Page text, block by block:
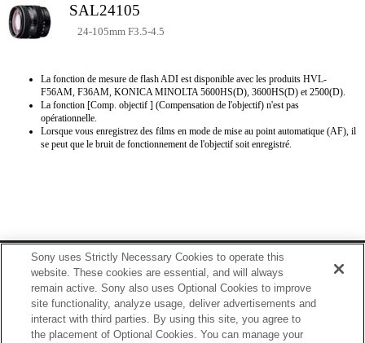
SAL24105
24-105mm F3.5-4.5
La fonction de mesure de flash ADI est disponible avec les produits HVL-
F56AM, F36AM, KONICA MINOLTA 5600HS(D), 3600HS(D) et 2500(D).
La fonction [Comp. objectif ] (Compensation de l'objectif) n'est pas
opérationnelle.
Lorsque vous enregistrez des films en mode de mise au point automatique (AF), il
se peut que le bruit de fonctionnement de l'objectif soit enregistré.
Copyright 2026 Sony Corporation
Sony uses Strictly Necessary Cookies to operate this
website. These cookies are essential, and will always
remain active. Sony also uses Optional Cookies to improve
site functionality, analyze usage, deliver advertisements and
interact with third parties. By using this site, you agree to
the placement of Optional Cookies. You can manage your